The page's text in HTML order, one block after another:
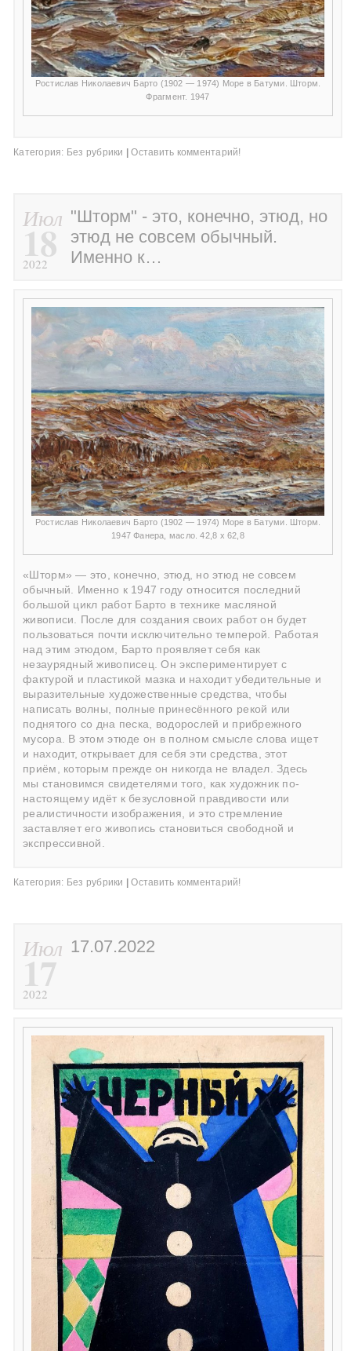
Ростислав Николаевич Барто (1902 — 1974) Море в Батуми. Шторм.
Фрагмент. 1947
Категория: Без рубрики | Оставить комментарий!
Июл
18
2022
"Шторм" - это, конечно, этюд, но
этюд не совсем обычный.
Именно к…
Ростислав Николаевич Барто (1902 — 1974) Море в Батуми. Шторм.
1947 Фанера, масло. 42,8 х 62,8
«Шторм» — это, конечно, этюд, но этюд не совсем
обычный. Именно к 1947 году относится последний
большой цикл работ Барто в технике масляной
живописи. После для создания своих работ он будет
пользоваться почти исключительно темперой. Работая
над этим этюдом, Барто проявляет себя как
незаурядный живописец. Он экспериментирует с
фактурой и пластикой мазка и находит убедительные и
выразительные художественные средства, чтобы
написать волны, полные принесённого рекой или
поднятого со дна песка, водорослей и прибрежного
мусора. В этом этюде он в полном смысле слова ищет
и находит, открывает для себя эти средства, этот
приём, которым прежде он никогда не владел. Здесь
мы становимся свидетелями того, как художник по-
настоящему идёт к безусловной правдивости или
реалистичности изображения, и это стремление
заставляет его живопись становиться свободной и
экспрессивной.
Категория: Без рубрики Оставить комментарий!
Июл
17
2022
17.07.2022